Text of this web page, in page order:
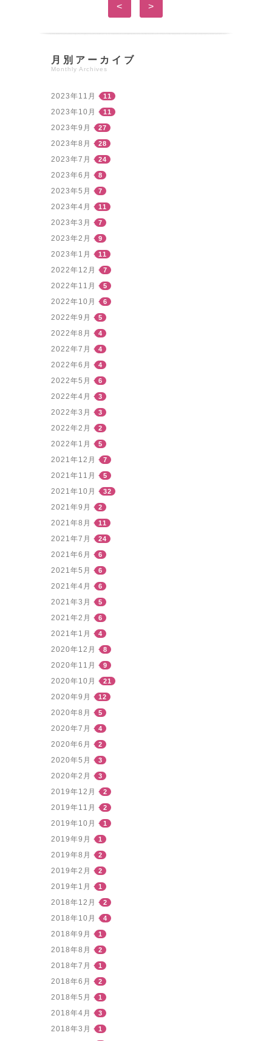
< >
月別アーカイブ
Monthly Archives
2023年11月 11
2023年10月 11
2023年9月 27
2023年8月 28
2023年7月 24
2023年6月 8
2023年5月 7
2023年4月 11
2023年3月 7
2023年2月 9
2023年1月 11
2022年12月 7
2022年11月 5
2022年10月 6
2022年9月 5
2022年8月 4
2022年7月 4
2022年6月 4
2022年5月 6
2022年4月 3
2022年3月 3
2022年2月 2
2022年1月 5
2021年12月 7
2021年11月 5
2021年10月 32
2021年9月 2
2021年8月 11
2021年7月 24
2021年6月 6
2021年5月 6
2021年4月 6
2021年3月 5
2021年2月 6
2021年1月 4
2020年12月 8
2020年11月 9
2020年10月 21
2020年9月 12
2020年8月 5
2020年7月 4
2020年6月 2
2020年5月 3
2020年2月 3
2019年12月 2
2019年11月 2
2019年10月 1
2019年9月 1
2019年8月 2
2019年2月 2
2019年1月 1
2018年12月 2
2018年10月 4
2018年9月 1
2018年8月 2
2018年7月 1
2018年6月 2
2018年5月 1
2018年4月 3
2018年3月 1